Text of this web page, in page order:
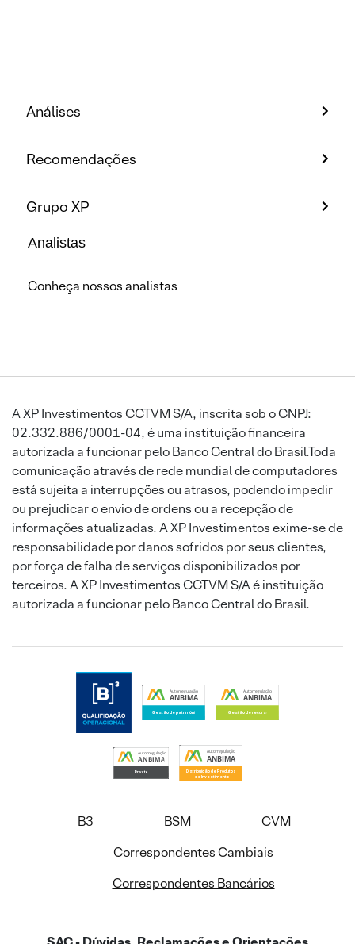
Análises
Recomendações
Grupo XP
Analistas
Conheça nossos analistas
A XP Investimentos CCTVM S/A, inscrita sob o CNPJ:
02.332.886/0001-04, é uma instituição financeira
autorizada a funcionar pelo Banco Central do Brasil.Toda
comunicação através de rede mundial de computadores
está sujeita a interrupções ou atrasos, podendo impedir
ou prejudicar o envio de ordens ou a recepção de
informações atualizadas. A XP Investimentos exime-se de
responsabilidade por danos sofridos por seus clientes,
por força de falha de serviços disponibilizados por
terceiros. A XP Investimentos CCTVM S/A é instituição
autorizada a funcionar pelo Banco Central do Brasil.
B3 BSM
CVM
Correspondentes Cambiais
Correspondentes Bancários